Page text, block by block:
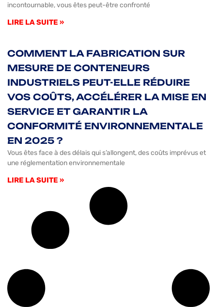
incontournable, vous êtes peut-être confronté
LIRE LA SUITE »
COMMENT LA FABRICATION SUR
MESURE DE CONTENEURS
INDUSTRIELS PEUT-ELLE RÉDUIRE
VOS COÛTS, ACCÉLÉRER LA MISE EN
SERVICE ET GARANTIR LA
CONFORMITÉ ENVIRONNEMENTALE
EN 2025 ?
Vous êtes face à des délais qui s’allongent, des coûts imprévus et
une réglementation environnementale
LIRE LA SUITE »